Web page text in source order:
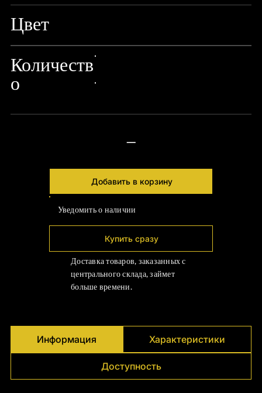
Цвет
Количеств
о
—
Добавить в корзину
Уведомить о наличии
Купить сразу
Доставка товаров, заказанных с
центрального склада, займет
больше времени.
Информация Характеристики
Доступность